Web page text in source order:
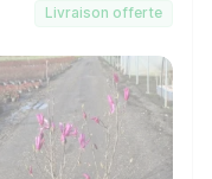
Livraison offerte